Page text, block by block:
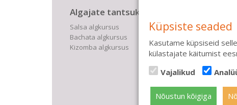
Algajate tantsukursused
Salsa algkursus
Bachata algkursus
Kizomba algkursus
Küpsiste seaded
Kasutame küpsiseid
külastajate käitumist
Vajalikud
Nõustun kõigiga